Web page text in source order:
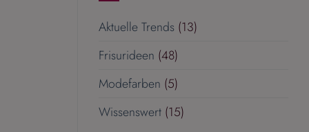
Aktuelle Trends (13)
Frisurideen (48)
Modefarben (5)
Wissenswert (15)